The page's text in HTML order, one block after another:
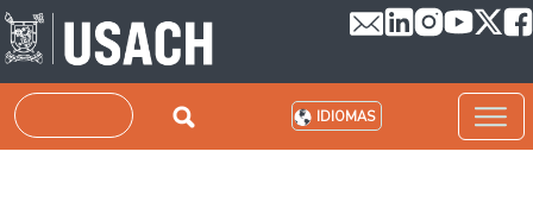
Pasar al contenido principal
Buscar IDIOMAS